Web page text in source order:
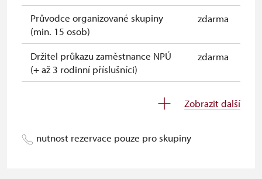
Průvodce organizované skupiny
(min. 15 osob)
zdarma
Držitel průkazu zaměstnance NPÚ
(+ až 3 rodinní příslušníci)
zdarma
Zobrazit další
nutnost rezervace pouze pro skupiny